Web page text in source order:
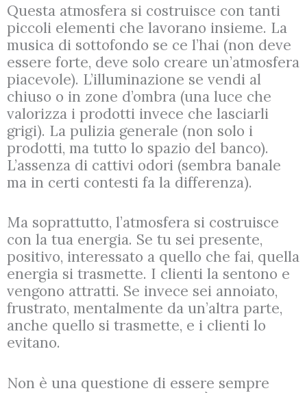
Questa atmosfera si costruisce con tanti
piccoli elementi che lavorano insieme. La
musica di sottofondo se ce l’hai (non deve
essere forte, deve solo creare un’atmosfera
piacevole). L’illuminazione se vendi al
chiuso o in zone d’ombra (una luce che
valorizza i prodotti invece che lasciarli
grigi). La pulizia generale (non solo i
prodotti, ma tutto lo spazio del banco).
L’assenza di cattivi odori (sembra banale
ma in certi contesti fa la differenza).
Ma soprattutto, l’atmosfera si costruisce
con la tua energia. Se tu sei presente,
positivo, interessato a quello che fai, quella
energia si trasmette. I clienti la sentono e
vengono attratti. Se invece sei annoiato,
frustrato, mentalmente da un’altra parte,
anche quello si trasmette, e i clienti lo
evitano.
Non è una questione di essere sempre